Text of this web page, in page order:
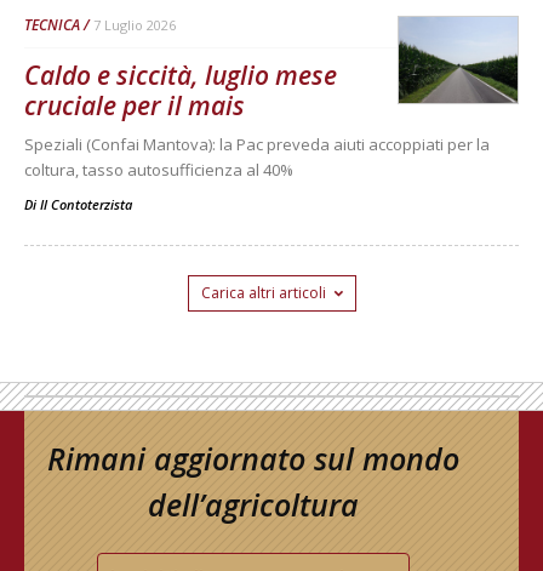
TECNICA 7 Luglio 2026
Caldo e siccità, luglio mese
cruciale per il mais
Speziali (Confai Mantova): la Pac preveda aiuti accoppiati per la
coltura, tasso autosufficienza al 40%
Di Il Contoterzista
Carica altri articoli
Rimani aggiornato sul mondo
dell’agricoltura